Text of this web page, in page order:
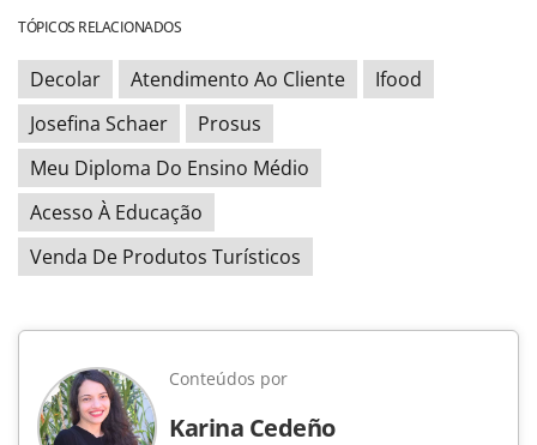
TÓPICOS RELACIONADOS
Decolar Atendimento Ao Cliente
Ifood
Josefina Schaer
Prosus
Meu Diploma Do Ensino Médio
Acesso À Educação
Venda De Produtos Turísticos
Conteúdos por
Karina Cedeño